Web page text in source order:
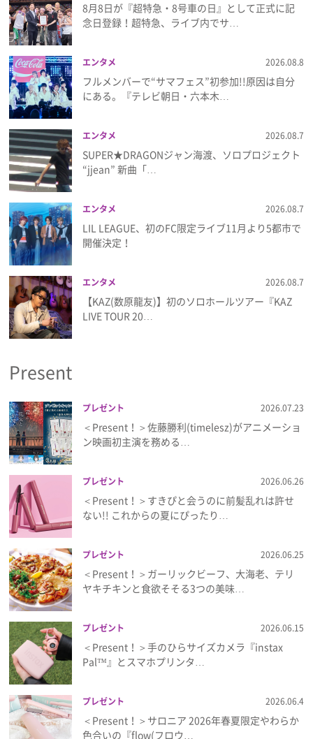
8月8日が『超特急・8号車の日』として正式に記
念日登録！超特急、ライブ内でサ…
エンタメ 2026.08.8
フルメンバーで“サマフェス”初参加!!原因は自分
にある。『テレビ朝日・六本木…
エンタメ 2026.08.7
SUPER★DRAGONジャン海渡、ソロプロジェクト
“jjean” 新曲「…
エンタメ 2026.08.7
LIL LEAGUE、初のFC限定ライブ11月より5都市で
開催決定！
エンタメ 2026.08.7
【KAZ(数原龍友)】初のソロホールツアー『KAZ
LIVE TOUR 20…
Present
プレゼント 2026.07.23
＜Present！＞佐藤勝利(timelesz)がアニメーショ
ン映画初主演を務める…
プレゼント 2026.06.26
＜Present！＞すきぴと会うのに前髪乱れは許せ
ない!! これからの夏にぴったり…
プレゼント 2026.06.25
＜Present！＞ガーリックビーフ、大海老、テリ
ヤキチキンと食欲そそる3つの美味…
プレゼント 2026.06.15
＜Present！＞手のひらサイズカメラ『instax
Pal™』とスマホプリンタ…
プレゼント 2026.06.4
＜Present！＞サロニア 2026年春夏限定やわらか
色合いの『flow(フロウ…